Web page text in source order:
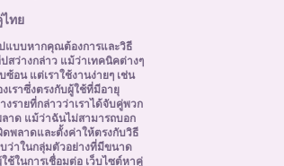
ทย
แบบหากคุณต้องการและวิธี
สว่างกล่าว แม้ว่าเทคนิคต่างๆ
อน แต่เราใช้งานง่ายๆ เช่น
เราซึ่งตรงกับผู้ใช้ที่มีอายุ
งรายที่กล่าวว่าเราได้จับคู่พวก
าด แม้ว่าฉันไม่สามารถบอก
ดพลาดและตั้งค่าให้ตรงกับวิธี
ว่าในกลุ่มตัวอย่างที่มีขนาด
ในการเชื่อมต่อ เว็บไซต์หาคู่